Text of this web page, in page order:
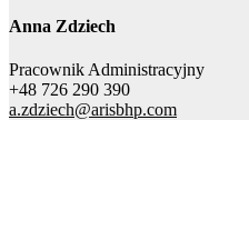
Anna Zdziech
Pracownik Administracyjny
+48 726 290 390
a.zdziech@arisbhp.com